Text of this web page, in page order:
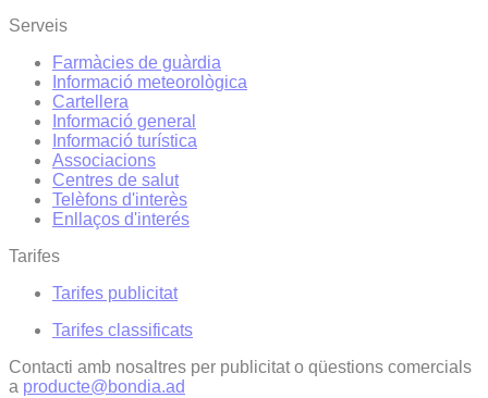
Serveis
Farmàcies de guàrdia
Informació meteorològica
Cartellera
Informació general
Informació turística
Associacions
Centres de salut
Telèfons d'interès
Enllaços d'interés
Tarifes
Tarifes publicitat
Tarifes classificats
Contacti amb nosaltres per publicitat o qüestions comercials
a producte@bondia.ad